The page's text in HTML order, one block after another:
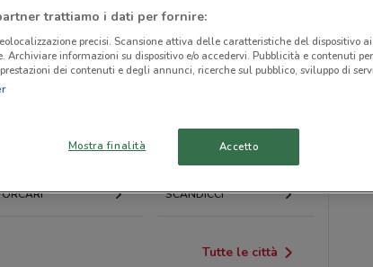
CECINA
FUCECCHIO
SCANDICCI
Tutte le città
trattiamo i dati per fornire:
precisi. Scansione attiva delle caratteristiche del dispositivo
Archiviare informazioni su dispositivo e/o accedervi. Pubblicità e contenuti
dei contenuti e degli annunci, ricerche sul pubblico, sviluppo di
Mostra finalità Accetto